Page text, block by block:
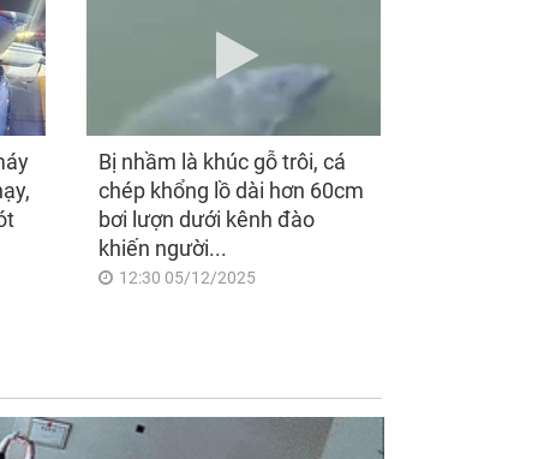
Bị nhầm là khúc gỗ trôi, cá
chép khổng lồ dài hơn 60cm
bơi lượn dưới kênh đào
khiến người...
12:30 05/12/2025